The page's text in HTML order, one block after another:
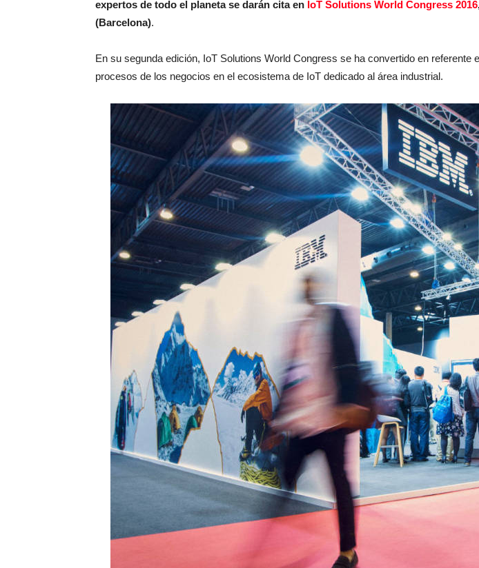
expertos de todo el planeta se darán cita en IoT Solutions World Congress 2016
(Barcelona).
En su segunda edición, IoT Solutions World Congress se ha convertido en
procesos de los negocios en el ecosistema de IoT dedicado al área industrial.